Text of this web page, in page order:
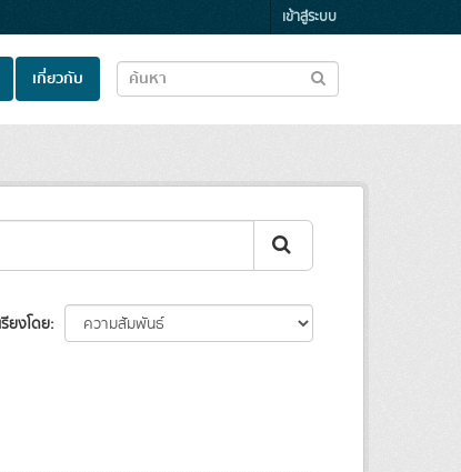
เข้าสู่ระบบ
เกี่ยวกับ
เรียงโดย